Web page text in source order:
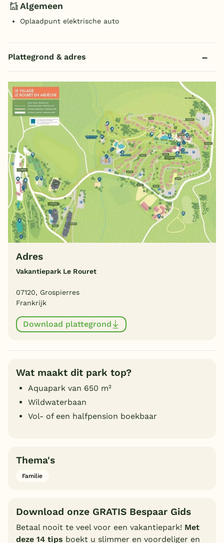
Algemeen
Oplaadpunt elektrische auto
Plattegrond & adres
Adres
Vakantiepark Le Rouret
07120, Grospierres
Frankrijk
Download plattegrond
Wat maakt dit park top?
Aquapark van 650 m²
Wildwaterbaan
Vol- of een halfpension boekbaar
Thema's
Familie
Download onze GRATIS Bespaar Gids
Betaal nooit te veel voor een vakantiepark! Met
deze 14 tips boekt u slimmer en voordeliger en